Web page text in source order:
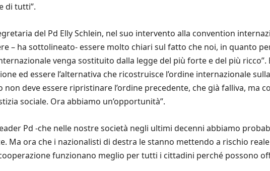
di tutti”.
del Pd Elly Schlein, nel suo intervento alla convention
– ha sottolineato- essere molto chiari sul fatto che noi, in quanto
venga sostituito dalla legge del più forte e del più ricco”.
ed essere l’alternativa che ricostruisce l’ordine internazionale
non deve essere ripristinare l’ordine precedente, che già falliva, ma
sociale. Ora abbiamo un’opportunità”.
Pd -che nelle nostre società negli ultimi decenni abbiamo
Ma ora che i nazionalisti di destra le stanno mettendo a rischio
funzionano meglio per tutti i cittadini perché possono